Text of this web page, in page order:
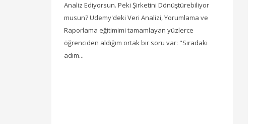
Analiz Ediyorsun. Peki Şirketini Dönüştürebiliyor
musun? Udemy'deki Veri Analizi, Yorumlama ve
Raporlama eğitimimi tamamlayan yüzlerce
öğrenciden aldığım ortak bir soru var: "Sıradaki
adım...